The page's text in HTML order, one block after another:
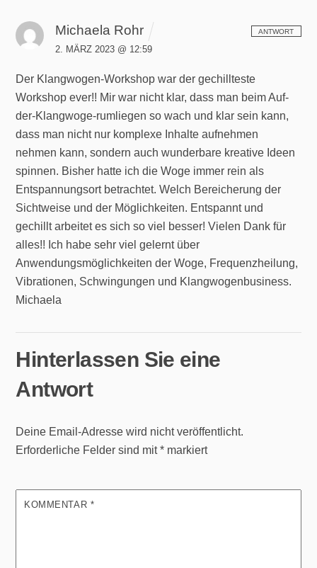
Michaela Rohr
2. MÄRZ 2023 @ 12:59
Der Klangwogen-Workshop war der gechillteste
Workshop ever!! Mir war nicht klar, dass man beim Auf-
der-Klangwoge-rumliegen so wach und klar sein kann,
dass man nicht nur komplexe Inhalte aufnehmen
nehmen kann, sondern auch wunderbare kreative Ideen
spinnen. Bisher hatte ich die Woge immer rein als
Entspannungsort betrachtet. Welch Bereicherung der
Sichtweise und der Möglichkeiten. Entspannt und
gechillt arbeitet es sich so viel besser! Vielen Dank für
alles!! Ich habe sehr viel gelernt über
Anwendungsmöglichkeiten der Woge, Frequenzheilung,
Vibrationen, Schwingungen und Klangwogenbusiness.
Michaela
ANTWORT
Hinterlassen Sie eine
Antwort
Deine Email-Adresse wird nicht veröffentlicht.
Erforderliche Felder sind mit* markiert
KOMMENTAR *